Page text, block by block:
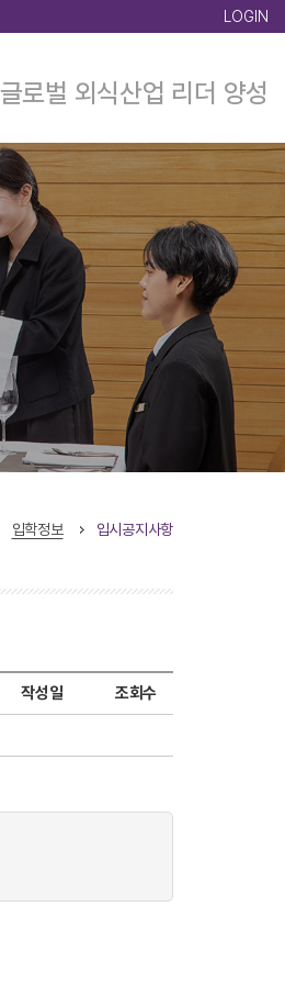
LOGIN
글로벌 외식산업 리더 양성
입학정보 입시공지사항
작성일 조회수